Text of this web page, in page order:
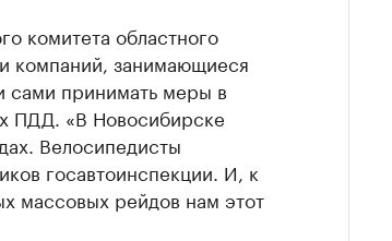
комитета областного
компаний, занимающиеся
сами принимать меры в
ПДД. «В Новосибирске
Велосипедисты
госавтоинспекции. И, к
массовых рейдов нам этот